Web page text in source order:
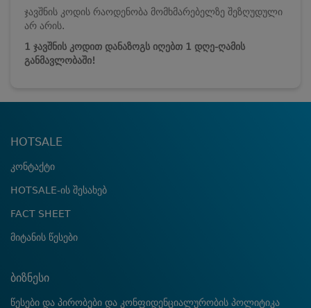
ჯავშნის კოდის რაოდენობა მომხმარებელზე შეზღუდული
არ არის.
1 ჯავშნის კოდით დანაზოგს იღებთ 1 დღე-ღამის
განმავლობაში!
HOTSALE
კონტაქტი
HOTSALE-ის შესახებ
FACT SHEET
მიტანის წესები
ბიზნესი
წესები და პირობები და კონფიდენციალურობის პოლიტიკა